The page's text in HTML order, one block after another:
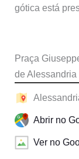
gótica está
Praça
de Alessandria
Abrir no
Ver no